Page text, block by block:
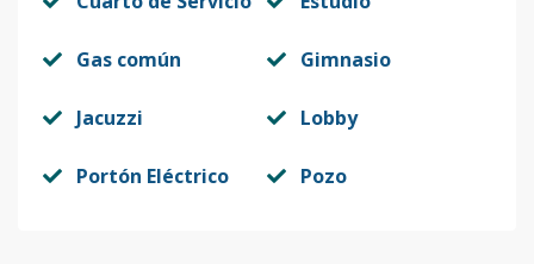
Gas común Gimnasio
Jacuzzi Lobby
Portón Eléctrico Pozo